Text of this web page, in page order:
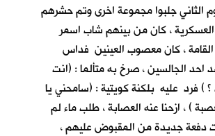
الثاني جلبوا مجموعة اخرى وتم حشرهم
العسكرية ، كان من بينهم شاب اسمر
، كان معصوب العينين فداس
الجالسين ، صرخ به متألما : (انت
) فرد عليه بلكنة كويتية : (سامحني يا
) ، ازحنا عنه العصابة ، طلب ماء لم
دفعة جديدة من المقبوض عليهم ،